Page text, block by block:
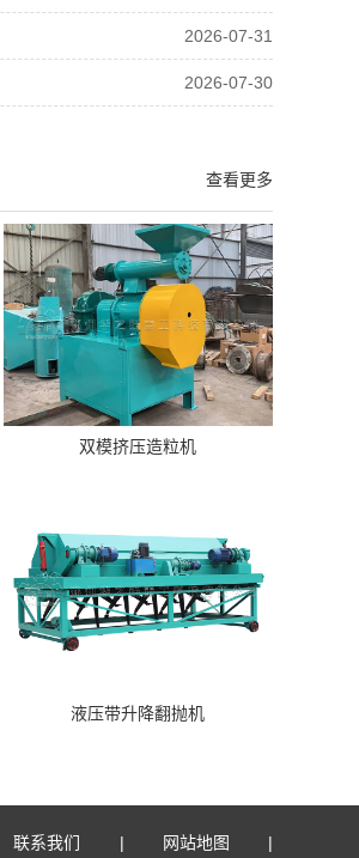
2026-07-31
2026-07-30
查看更多
双模挤压造粒机
液压带升降翻抛机
联系我们 网站地图